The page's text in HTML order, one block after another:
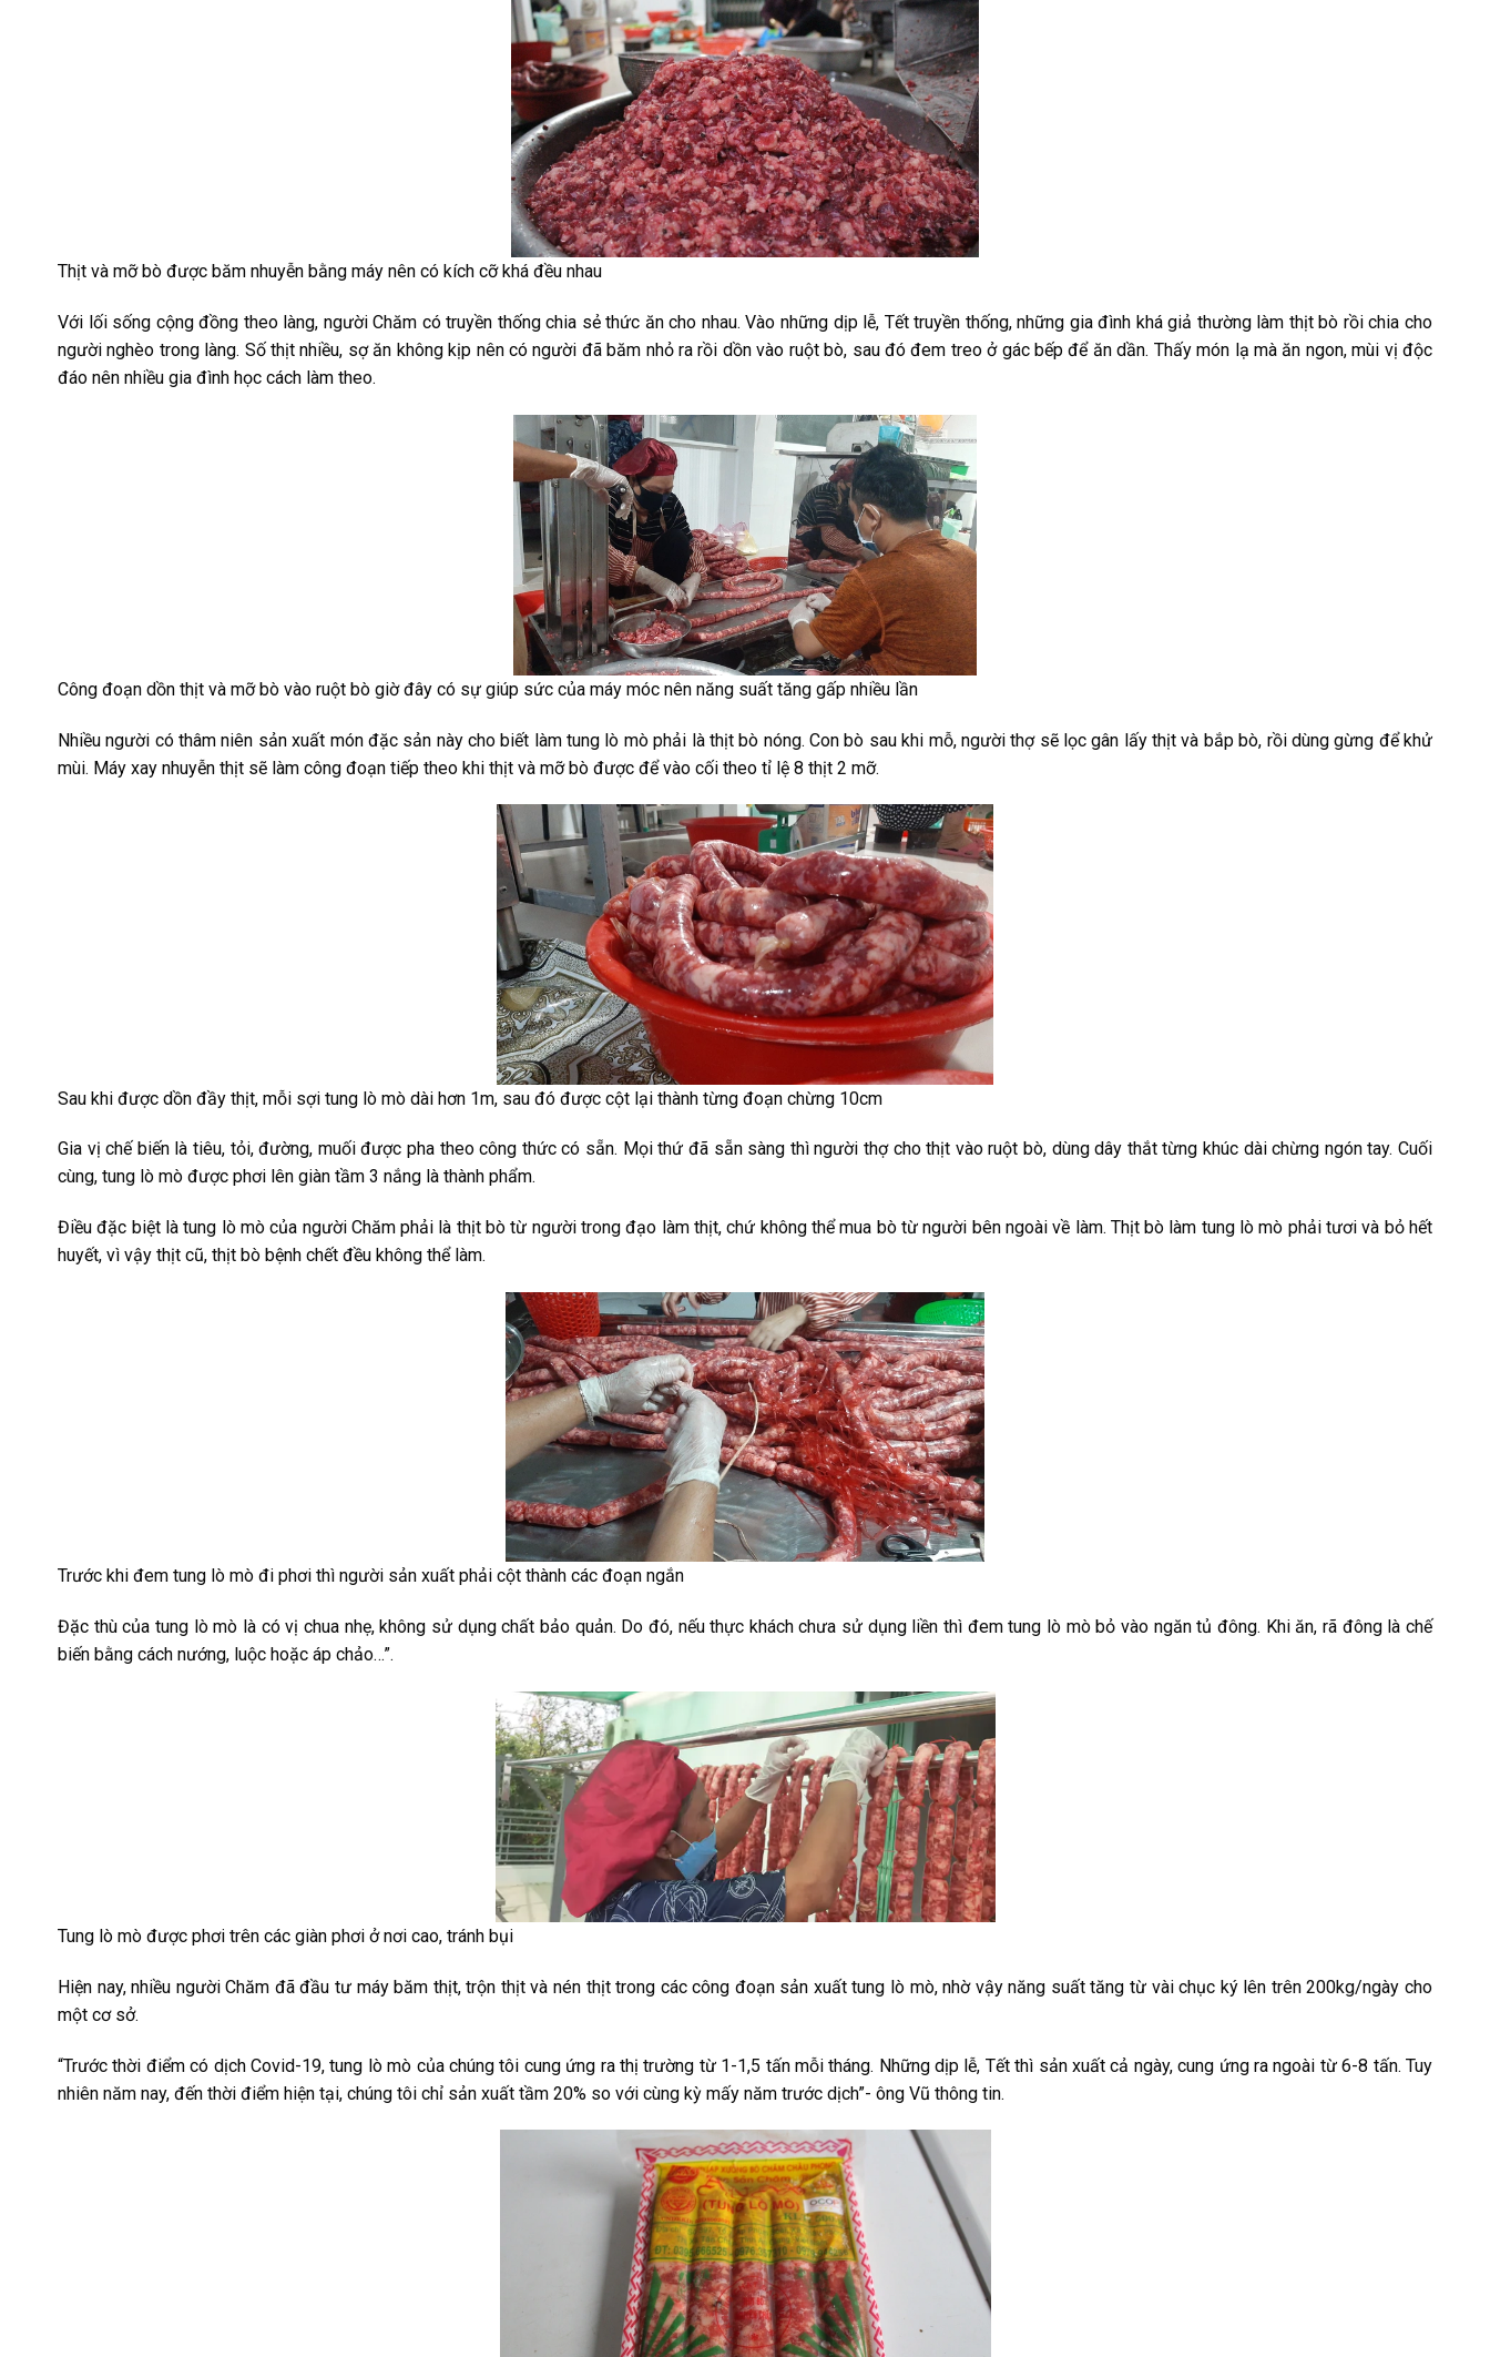
Thịt và mỡ bò được băm nhuyễn bằng máy nên có kích cỡ khá đều nhau
Với lối sống cộng đồng theo làng, người Chăm có truyền thống chia sẻ thức ăn cho nhau. Vào những dịp lễ, Tết truyền thống, những gia đình khá giả thường làm thịt bò rồi chia cho
người nghèo trong làng. Số thịt nhiều, sợ ăn không kịp nên có người đã băm nhỏ ra rồi dồn vào ruột bò, sau đó đem treo ở gác bếp để ăn dần. Thấy món lạ mà ăn ngon, mùi vị độc
đáo nên nhiều gia đình học cách làm theo.
Công đoạn dồn thịt và mỡ bò vào ruột bò giờ đây có sự giúp sức của máy móc nên năng suất tăng gấp nhiều lần
Nhiều người có thâm niên sản xuất món đặc sản này cho biết làm tung lò mò phải là thịt bò nóng. Con bò sau khi mỗ, người thợ sẽ lọc gân lấy thịt và bắp bò, rồi dùng gừng để khử
mùi. Máy xay nhuyễn thịt sẽ làm công đoạn tiếp theo khi thịt và mỡ bò được để vào cối theo tỉ lệ 8 thịt 2 mỡ.
Sau khi được dồn đầy thịt, mỗi sợi tung lò mò dài hơn 1m, sau đó được cột lại thành từng đoạn chừng 10cm
Gia vị chế biến là tiêu, tỏi, đường, muối được pha theo công thức có sẵn. Mọi thứ đã sẵn sàng thì người thợ cho thịt vào ruột bò, dùng dây thắt từng khúc dài chừng ngón tay. Cuối
cùng, tung lò mò được phơi lên giàn tầm 3 nắng là thành phẩm.
Điều đặc biệt là tung lò mò của người Chăm phải là thịt bò từ người trong đạo làm thịt, chứ không thể mua bò từ người bên ngoài về làm. Thịt bò làm tung lò mò phải tươi và bỏ hết
huyết, vì vậy thịt cũ, thịt bò bệnh chết đều không thể làm.
Trước khi đem tung lò mò đi phơi thì người sản xuất phải cột thành các đoạn ngắn
Đặc thù của tung lò mò là có vị chua nhẹ, không sử dụng chất bảo quản. Do đó, nếu thực khách chưa sử dụng liền thì đem tung lò mò bỏ vào ngăn tủ đông. Khi ăn, rã đông là chế
biến bằng cách nướng, luộc hoặc áp chảo…”.
Tung lò mò được phơi trên các giàn phơi ở nơi cao, tránh bụi
Hiện nay, nhiều người Chăm đã đầu tư máy băm thịt, trộn thịt và nén thịt trong các công đoạn sản xuất tung lò mò, nhờ vậy năng suất tăng từ vài chục ký lên trên 200kg/ngày cho
một cơ sở.
“Trước thời điểm có dịch Covid-19, tung lò mò của chúng tôi cung ứng ra thị trường từ 1-1,5 tấn mỗi tháng. Những dịp lễ, Tết thì sản xuất cả ngày, cung ứng ra ngoài từ 6-8 tấn. Tuy
nhiên năm nay, đến thời điểm hiện tại, chúng tôi chỉ sản xuất tầm 20% so với cùng kỳ mấy năm trước dịch”- ông Vũ thông tin.